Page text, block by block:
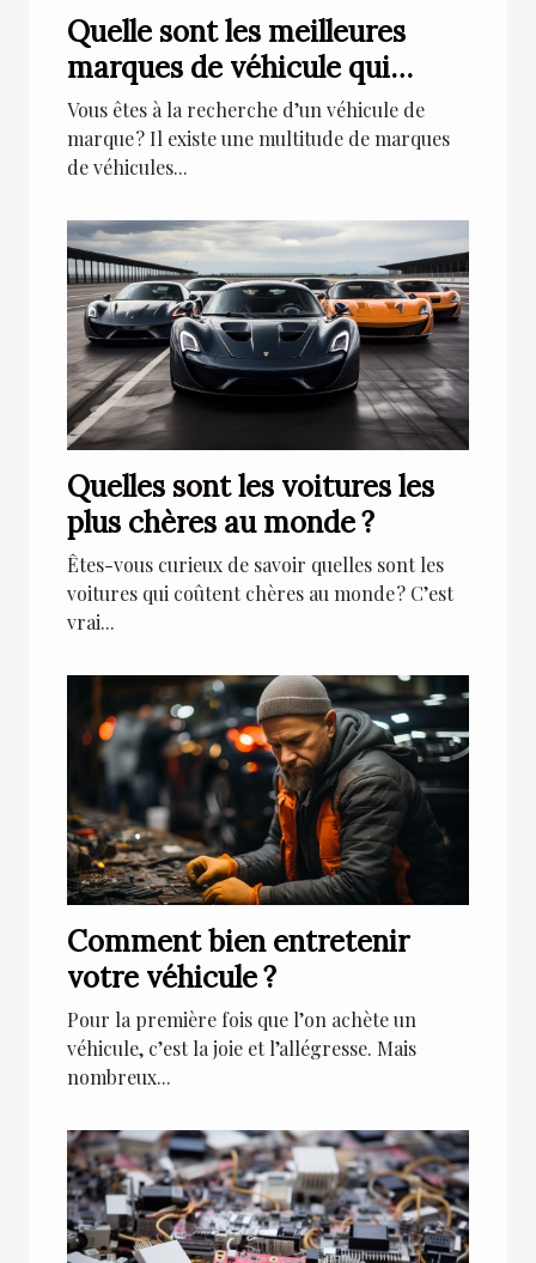
Quelle sont les meilleures
marques de véhicule qui
existent au monde ?
Vous êtes à la recherche d’un véhicule de
marque ? Il existe une multitude de marques
de véhicules...
Quelles sont les voitures les
plus chères au monde ?
Êtes-vous curieux de savoir quelles sont les
voitures qui coûtent chères au monde ? C’est
vrai...
Comment bien entretenir
votre véhicule ?
Pour la première fois que l’on achète un
véhicule, c’est la joie et l’allégresse. Mais
nombreux...